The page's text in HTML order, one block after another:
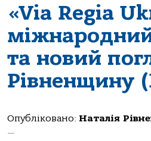
«Via Regia
та новий
Рівненщину
Опубліковано: Наталія
—